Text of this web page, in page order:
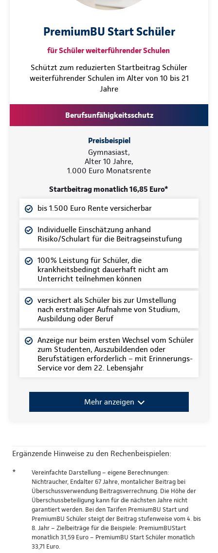
PremiumBU Start Schüler
für Schüler weiterführender Schulen
Schützt zum reduzierten Startbeitrag Schüler
weiterführender Schulen im Alter von 10 bis 21
Jahre
Berufsunfähigkeitsschutz
Preisbeispiel
Gymnasiast,
Alter 10 Jahre,
1.000 Euro Monatsrente
Startbeitrag monatlich 16,85 Euro*
bis 1.500 Euro Rente versicherbar
Individuelle Einschätzung anhand
Risiko/Schulart für die Beitragseinstufung
100% Leistung für Schüler, die
krankheitsbedingt dauerhaft nicht am
Unterricht teilnehmen können
versichert als Schüler bis zur Umstellung
nach erstmaliger Aufnahme von Studium,
Ausbildung oder Beruf
Anzeige nur beim ersten Wechsel vom Schüler
zum Studenten, Auszubildenden oder
Berufstätigen erforderlich – mit Erinnerungs-
Service vor dem 22. Lebensjahr
Mehr anzeigen
Ergänzende Hinweise zu den Rechenbeispielen:
*
Vereinfachte Darstellung – eigene Berechnungen:
Nichtraucher, Endalter 67 Jahre, montalicher Beitrag bei
Überschussverwendung Beitragsverrechnung. Die Höhe der
Überschussbeteiligung kann für die nächsten Jahre nicht
garantiert werden. Bei den Tarifen PremiumBU Start und
PremiumBU Schüler steigt der Beitrag stufenweise vom 4. bis
8. Jahr – Zielbeiträge für die Beispiele: PremiumBUStart
monatlich 31,59 Euro – PremiumBU Start Schüler monatlich
33,71 Euro.